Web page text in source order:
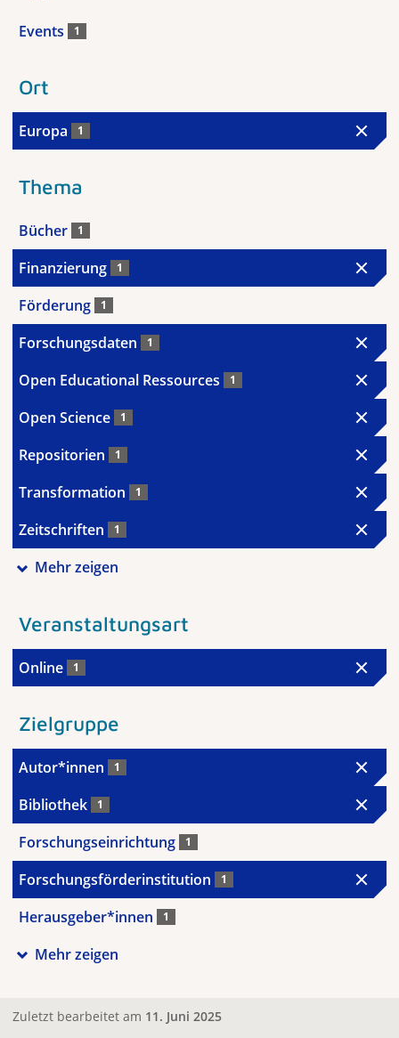
Events 1
Ort
Europa 1
Thema
Bücher 1
Finanzierung 1
Förderung 1
Forschungsdaten 1
Open Educational Ressources 1
Open Science 1
Repositorien 1
Transformation 1
Zeitschriften 1
Mehr zeigen
Veranstaltungsart
Online 1
Zielgruppe
Autor*innen 1
Bibliothek 1
Forschungseinrichtung 1
Forschungsförderinstitution 1
Herausgeber*innen 1
Mehr zeigen
Zuletzt bearbeitet am 11. Juni 2025